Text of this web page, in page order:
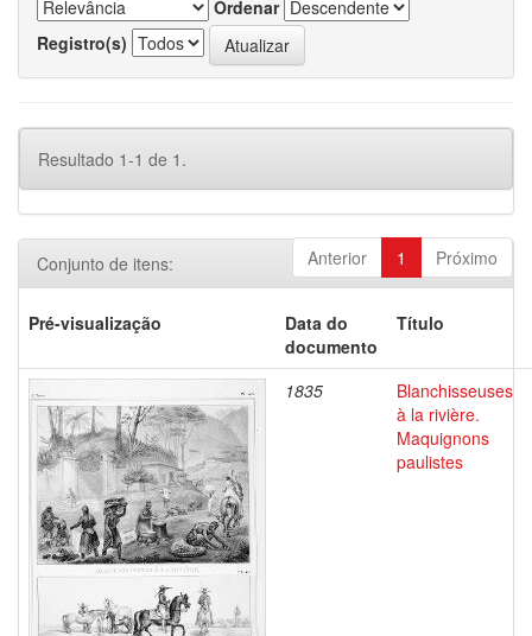
Ordenar
Registro(s)
Resultado 1-1 de 1.
Anterior 1 Próximo
Conjunto de itens:
Pré-visualização
Data do
documento
Título
1835
Blanchisseuses
à la rivière.
Maquignons
paulistes